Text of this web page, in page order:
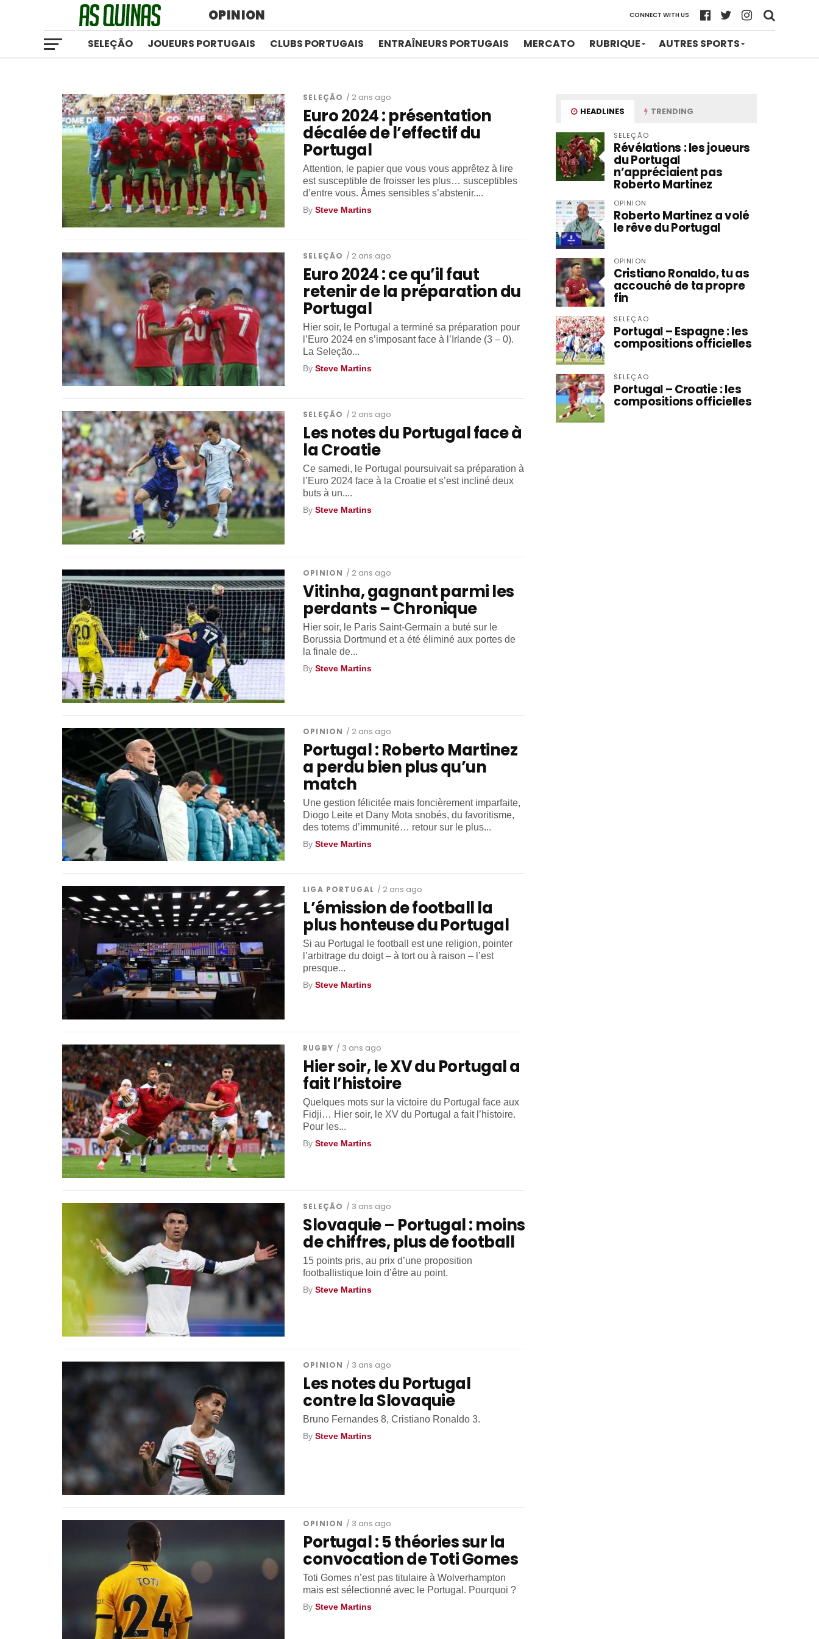
OPINION CONNECT WITH US
SELEÇÃO JOUEURS PORTUGAIS CLUBS PORTUGAIS ENTRAÎNEURS PORTUGAIS MERCATO RUBRIQUE AUTRES SPORTS
SELEÇÃO / 2 ans ago
Euro 2024 : présentation
décalée de l’effectif du
Portugal
Attention, le papier que vous vous apprêtez à lire
est susceptible de froisser les plus… susceptibles
d’entre vous. Âmes sensibles s’abstenir....
BySteve Martins
SELEÇÃO / 2 ans ago
Euro 2024 : ce qu’il faut
retenir de la préparation du
Portugal
Hier soir, le Portugal a terminé sa préparation pour
l’Euro 2024 en s’imposant face à l’Irlande (3 – 0).
La Seleção...
BySteve Martins
SELEÇÃO / 2 ans ago
Les notes du Portugal face à
la Croatie
Ce samedi, le Portugal poursuivait sa préparation à
l’Euro 2024 face à la Croatie et s’est incliné deux
buts à un....
BySteve Martins
OPINION / 2 ans ago
Vitinha, gagnant parmi les
perdants – Chronique
Hier soir, le Paris Saint-Germain a buté sur le
Borussia Dortmund et a été éliminé aux portes de
la finale de...
BySteve Martins
OPINION / 2 ans ago
Portugal : Roberto Martinez
a perdu bien plus qu’un
match
Une gestion félicitée mais foncièrement imparfaite,
Diogo Leite et Dany Mota snobés, du favoritisme,
des totems d’immunité… retour sur le plus...
BySteve Martins
LIGA PORTUGAL / 2 ans ago
L’émission de football la
plus honteuse du Portugal
Si au Portugal le football est une religion, pointer
l’arbitrage du doigt – à tort ou à raison – l’est
presque...
BySteve Martins
RUGBY / 3 ans ago
Hier soir, le XV du Portugal a
fait l’histoire
Quelques mots sur la victoire du Portugal face aux
Fidji… Hier soir, le XV du Portugal a fait l’histoire.
Pour les...
BySteve Martins
SELEÇÃO / 3 ans ago
Slovaquie – Portugal : moins
de chiffres, plus de football
15 points pris, au prix d’une proposition
footballistique loin d’être au point.
BySteve Martins
OPINION / 3 ans ago
Les notes du Portugal
contre la Slovaquie
Bruno Fernandes 8, Cristiano Ronaldo 3.
BySteve Martins
OPINION / 3 ans ago
Portugal : 5 théories sur la
convocation de Toti Gomes
Toti Gomes n’est pas titulaire à Wolverhampton
mais est sélectionné avec le Portugal. Pourquoi ?
BySteve Martins
HEADLINES TRENDING
SELEÇÃO
Révélations : les joueurs
du Portugal
n’appréciaient pas
Roberto Martinez
OPINION
Roberto Martinez a volé
le rêve du Portugal
OPINION
Cristiano Ronaldo, tu as
accouché de ta propre
fin
SELEÇÃO
Portugal – Espagne : les
compositions officielles
SELEÇÃO
Portugal – Croatie : les
compositions officielles